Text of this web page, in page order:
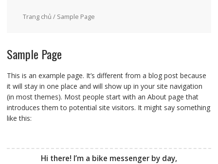
Trang chủ / Sample Page
Sample Page
This is an example page. It’s different from a blog post because
it will stay in one place and will show up in your site navigation
(in most themes). Most people start with an About page that
introduces them to potential site visitors. It might say something
like this:
Hi there! I’m a bike messenger by day,